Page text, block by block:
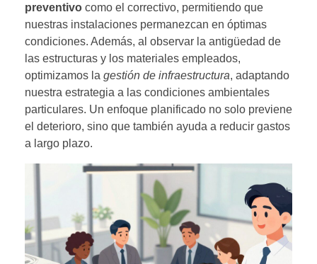
preventivo como el correctivo, permitiendo que
nuestras instalaciones permanezcan en óptimas
condiciones. Además, al observar la antigüedad de
las estructuras y los materiales empleados,
optimizamos la gestión de infraestructura, adaptando
nuestra estrategia a las condiciones ambientales
particulares. Un enfoque planificado no solo previene
el deterioro, sino que también ayuda a reducir gastos
a largo plazo.